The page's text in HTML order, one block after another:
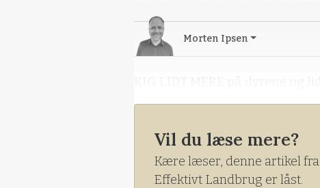
Morten Ipsen
Vil du læse mere?
Kære læser, denne artikel fra
Effektivt Landbrug er låst.